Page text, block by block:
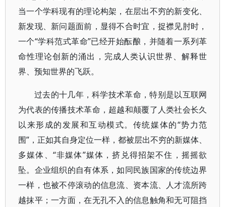
当一个学科现有的理论构架，在层出不穷的新变化、
新发现、新问题面前，显得不合时宜，捉襟见肘时，
一个“学科范式革命”已经开始酝酿，并随着一系列革
命性理论创新的涌出，完成人类认识世界、解释世
界、预知世界的飞跃。
过去的十几年，科学技术革命，特别是以互联网
为代表的传播技术革命，超越和颠覆了人类社会长久
以来形成的发展和互动模式。传统媒体的“势力范
围”，正如其自身定位一样，都被层出不穷的新媒体、
多媒体、“非媒体”媒体，挤兑得招架不住，摇摇欲
坠。企业组织的自有体系，如同民族国家的传统边界
一样，也被不停滚动的信息流、资本流、人才流所跨
越抹平；一方面，在无孔不入的信息触角和无可阻挡